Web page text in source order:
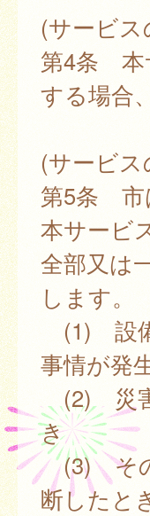
(サービス
第4条 本
する場合
(サービス
第5条 市
本サービ
全部又は
します。
(1) 設備
事情が発
(2) 災害
き
(3) その
断したと